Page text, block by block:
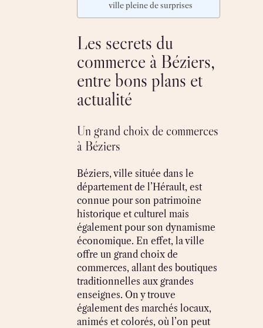
ville pleine de surprises
Les secrets du
commerce à Béziers,
entre bons plans et
actualité
Un grand choix de commerces
à Béziers
Béziers, ville située dans le
département de l’Hérault, est
connue pour son patrimoine
historique et culturel mais
également pour son dynamisme
économique. En effet, la ville
offre un grand choix de
commerces, allant des boutiques
traditionnelles aux grandes
enseignes. On y trouve
également des marchés locaux,
animés et colorés, où l’on peut